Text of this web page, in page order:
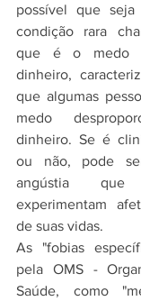
possível que
condição rara
que é o medo
dinheiro,
que algumas
medo
dinheiro. Se é
ou não, pode
angústia que
experimentam
de suas vidas.
As "fobias
pela OMS -
Saúde, como